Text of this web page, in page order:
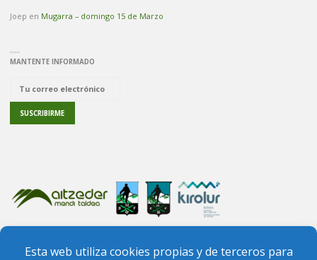
Joep en Mugarra – domingo 15 de Marzo
MANTENTE INFORMADO